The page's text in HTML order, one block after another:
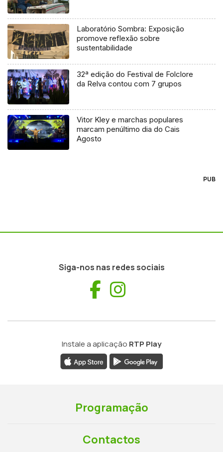
Laboratório Sombra: Exposição
promove reflexão sobre
sustentabilidade
32ª edição do Festival de Folclore
da Relva contou com 7 grupos
Vitor Kley e marchas populares
marcam penúltimo dia do Cais
Agosto
PUB
Siga-nos nas redes sociais
Facebook
Instale a aplicação RTP Play
Programação
Contactos